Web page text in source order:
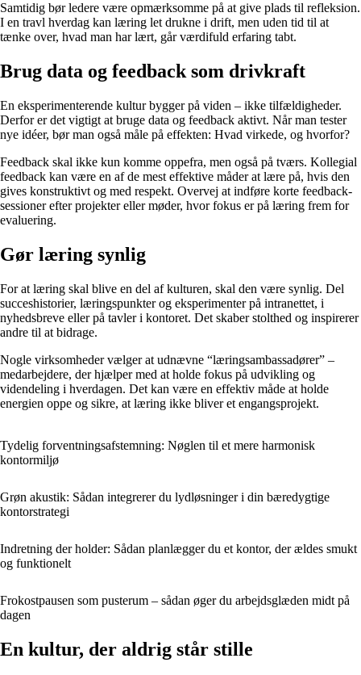
Samtidig bør ledere være opmærksomme på at give plads til refleksion.
I en travl hverdag kan læring let drukne i drift, men uden tid til at
tænke over, hvad man har lært, går værdifuld erfaring tabt.
Brug data og feedback som drivkraft
En eksperimenterende kultur bygger på viden – ikke tilfældigheder.
Derfor er det vigtigt at bruge data og feedback aktivt. Når man tester
nye idéer, bør man også måle på effekten: Hvad virkede, og hvorfor?
Feedback skal ikke kun komme oppefra, men også på tværs. Kollegial
feedback kan være en af de mest effektive måder at lære på, hvis den
gives konstruktivt og med respekt. Overvej at indføre korte feedback-
sessioner efter projekter eller møder, hvor fokus er på læring frem for
evaluering.
Gør læring synlig
For at læring skal blive en del af kulturen, skal den være synlig. Del
succeshistorier, læringspunkter og eksperimenter på intranettet, i
nyhedsbreve eller på tavler i kontoret. Det skaber stolthed og inspirerer
andre til at bidrage.
Nogle virksomheder vælger at udnævne “læringsambassadører” –
medarbejdere, der hjælper med at holde fokus på udvikling og
videndeling i hverdagen. Det kan være en effektiv måde at holde
energien oppe og sikre, at læring ikke bliver et engangsprojekt.
Tydelig forventningsafstemning: Nøglen til et mere harmonisk
kontormiljø
Grøn akustik: Sådan integrerer du lydløsninger i din bæredygtige
kontorstrategi
Indretning der holder: Sådan planlægger du et kontor, der ældes smukt
og funktionelt
Frokostpausen som pusterum – sådan øger du arbejdsglæden midt på
dagen
En kultur, der aldrig står stille